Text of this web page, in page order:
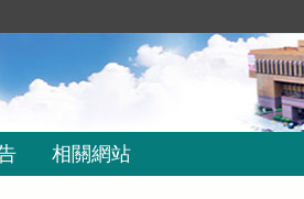
相關網站